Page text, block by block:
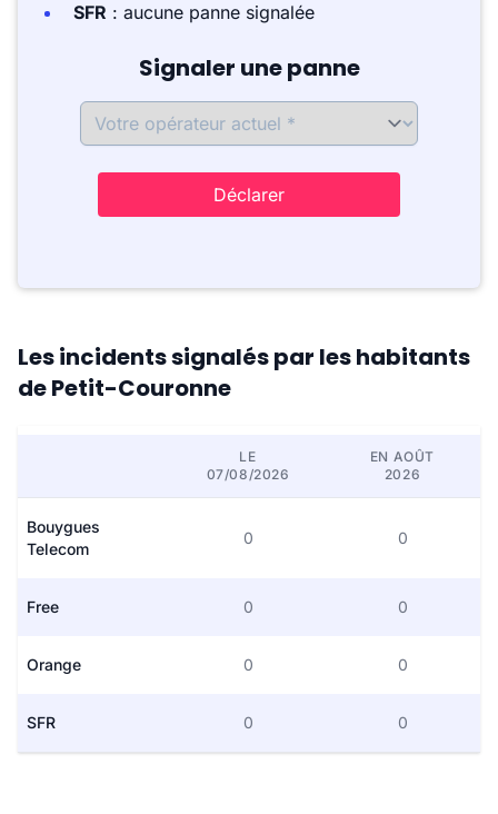
SFR : aucune panne signalée
Signaler une panne
Déclarer
Les incidents signalés par les habitants
de Petit-Couronne
LE
07/08/2026
EN AOÛT
2026
Bouygues
Telecom
0 0
Free 0 0
Orange 0 0
SFR 0 0